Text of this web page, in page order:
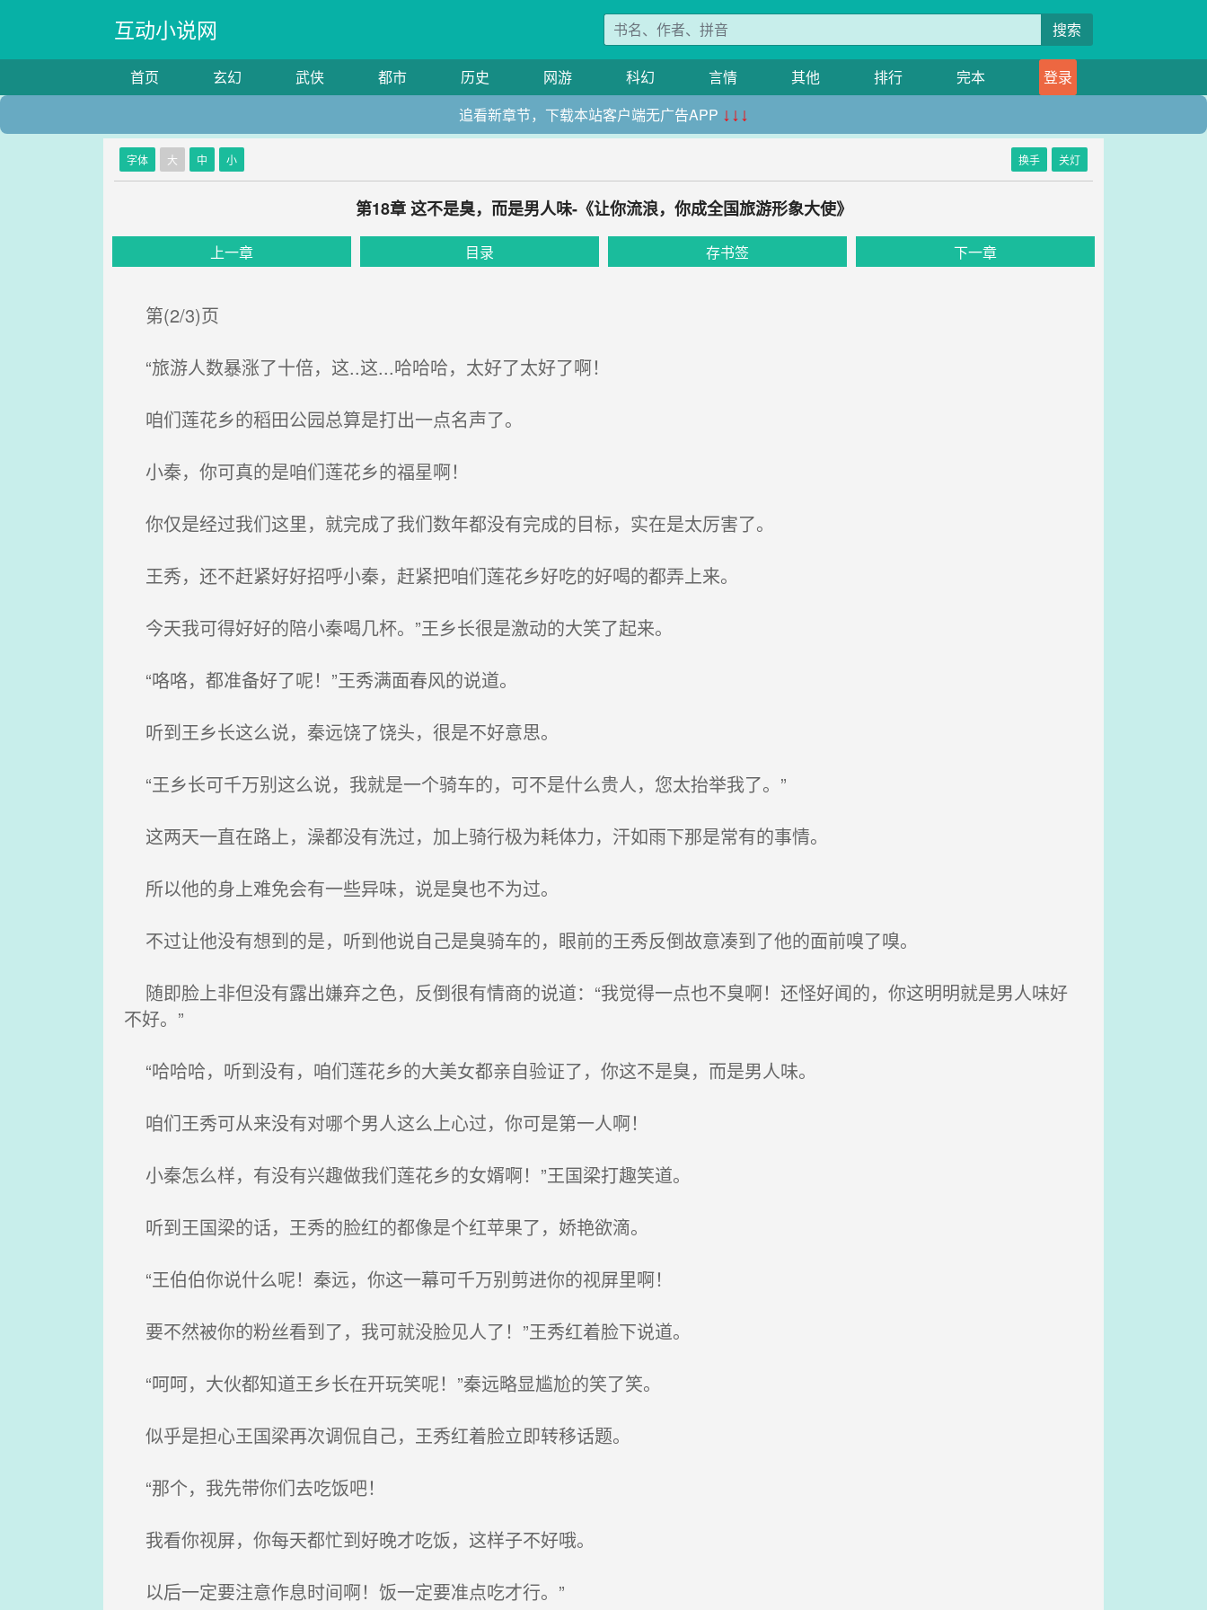
互动小说网 搜索
首页 玄幻 武侠 都市 历史 网游 科幻 言情 其他 排行 完本
登录
追看新章节，下载本站客户端无广告APP ↓↓↓
字体 大 中 小 换手 关灯
第18章 这不是臭，而是男人味-《让你流浪，你成全国旅游形象大使》
上一章 目录 存书签 下一章
第(2/3)页
“旅游人数暴涨了十倍，这..这...哈哈哈，太好了太好了啊！
咱们莲花乡的稻田公园总算是打出一点名声了。
小秦，你可真的是咱们莲花乡的福星啊！
你仅是经过我们这里，就完成了我们数年都没有完成的目标，实在是太厉害了。
王秀，还不赶紧好好招呼小秦，赶紧把咱们莲花乡好吃的好喝的都弄上来。
今天我可得好好的陪小秦喝几杯。”王乡长很是激动的大笑了起来。
“咯咯，都准备好了呢！”王秀满面春风的说道。
听到王乡长这么说，秦远饶了饶头，很是不好意思。
“王乡长可千万别这么说，我就是一个骑车的，可不是什么贵人，您太抬举我了。”
这两天一直在路上，澡都没有洗过，加上骑行极为耗体力，汗如雨下那是常有的事情。
所以他的身上难免会有一些异味，说是臭也不为过。
不过让他没有想到的是，听到他说自己是臭骑车的，眼前的王秀反倒故意凑到了他的面前嗅了嗅。
随即脸上非但没有露出嫌弃之色，反倒很有情商的说道：“我觉得一点也不臭啊！还怪好闻的，你这明明就是男人味好
不好。”
“哈哈哈，听到没有，咱们莲花乡的大美女都亲自验证了，你这不是臭，而是男人味。
咱们王秀可从来没有对哪个男人这么上心过，你可是第一人啊！
小秦怎么样，有没有兴趣做我们莲花乡的女婿啊！”王国梁打趣笑道。
听到王国梁的话，王秀的脸红的都像是个红苹果了，娇艳欲滴。
“王伯伯你说什么呢！秦远，你这一幕可千万别剪进你的视屏里啊！
要不然被你的粉丝看到了，我可就没脸见人了！”王秀红着脸下说道。
“呵呵，大伙都知道王乡长在开玩笑呢！”秦远略显尴尬的笑了笑。
似乎是担心王国梁再次调侃自己，王秀红着脸立即转移话题。
“那个，我先带你们去吃饭吧！
我看你视屏，你每天都忙到好晚才吃饭，这样子不好哦。
以后一定要注意作息时间啊！饭一定要准点吃才行。”